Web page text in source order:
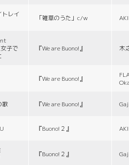
トレイ
「雑草のうた」c/w
子で
『We are Buono!』 木
『We are Buono!』
歌 『We are Buono!』
『Buono!２』
『Buono!２』